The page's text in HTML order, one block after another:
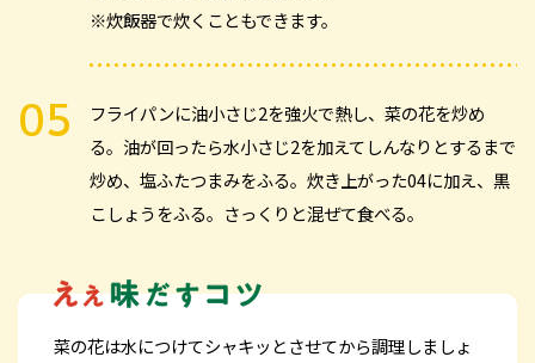
※炊飯器で炊くこともできます。
フライパンに油小さじ2を強火で熱し、菜の花を炒め
る。油が回ったら水小さじ2を加えてしんなりとするまで
炒め、塩ふたつまみをふる。炊き上がった04に加え、黒
こしょうをふる。さっくりと混ぜて食べる。
菜の花は水につけてシャキッとさせてから調理しましょ